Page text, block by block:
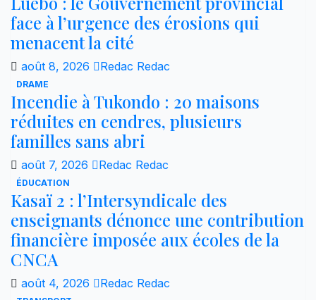
face à l’urgence des érosions qui
menacent la cité
août 8, 2026 Redac Redac
DRAME
Incendie à Tukondo : 20 maisons
réduites en cendres, plusieurs
familles sans abri
août 7, 2026 Redac Redac
ÉDUCATION
Kasaï 2 : l’Intersyndicale des
enseignants dénonce une contribution
financière imposée aux écoles de la
CNCA
août 4, 2026 Redac Redac